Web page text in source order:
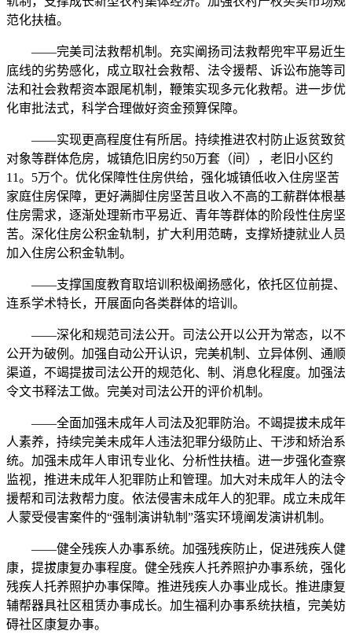
范化扶植。
——完美司法救帮机制。充实阐扬司法救帮兜牢平易近生
底线的劣势感化，成立取社会救帮、法令援帮、诉讼布施等司
法和社会救帮资本跟尾机制，鞭策实现多元化救帮。进一步优
化审批法式，科学合理做好资金预算保障。
——实现更高程度住有所居。持续推进农村防止返贫致贫
对象等群体危房，城镇危旧房约50万套（间），老旧小区约
11。5万个。优化保障性住房供给，强化城镇低收入住房坚苦
家庭住房保障，更好满脚住房坚苦且收入不高的工薪群体根基
住房需求，逐渐处理新市平易近、青年等群体的阶段性住房坚
苦。深化住房公积金轨制，扩大利用范畴，支撑矫捷就业人员
加入住房公积金轨制。
——支撑国度教育取培训积极阐扬感化，依托区位前提、
连系学术特长，开展面向各类群体的培训。
——深化和规范司法公开。司法公开以公开为常态，以不
公开为破例。加强自动公开认识，完美机制、立异体例、通顺
渠道，不竭提拔司法公开的规范化、制、消息化程度。加强法
令文书释法工做。完美对司法公开的评价机制。
——全面加强未成年人司法及犯罪防治。不竭提拔未成年
人素养，持续完美未成年人违法犯罪分级防止、干涉和矫治系
统。加强未成年人审讯专业化、分析性扶植。进一步强化查察
监视，推进未成年人犯罪防止和管理。加大对未成年人的法令
援帮和司法救帮力度。依法侵害未成年人的犯罪。成立未成年
人蒙受侵害案件的“强制演讲轨制”落实环境阐发演讲机制。
——健全残疾人办事系统。加强残疾防止，促进残疾人健
康，提拔康复办事程度。健全残疾人托养照护办事系统，强化
残疾人托养照护办事保障。推进残疾人办事业成长。推进康复
辅帮器具社区租赁办事成长。加生福利办事系统扶植，完美妨
碍社区康复办事。